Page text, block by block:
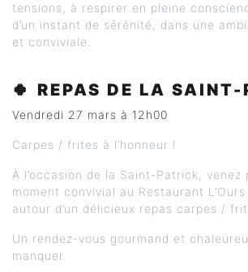
tensions, à respirer en pleine
d’un instant de sérénité, dans une
et conviviale.
🍀 REPAS DE LA SAINT-
Vendredi 27 mars à 12h00
Carpes / frites à l’honneur !
À l’occasion de la Saint-Patrick, venez
moment convivial au Restaurant
autour d’un délicieux repas carpes /
Un rendez-vous gourmand et
manquer.